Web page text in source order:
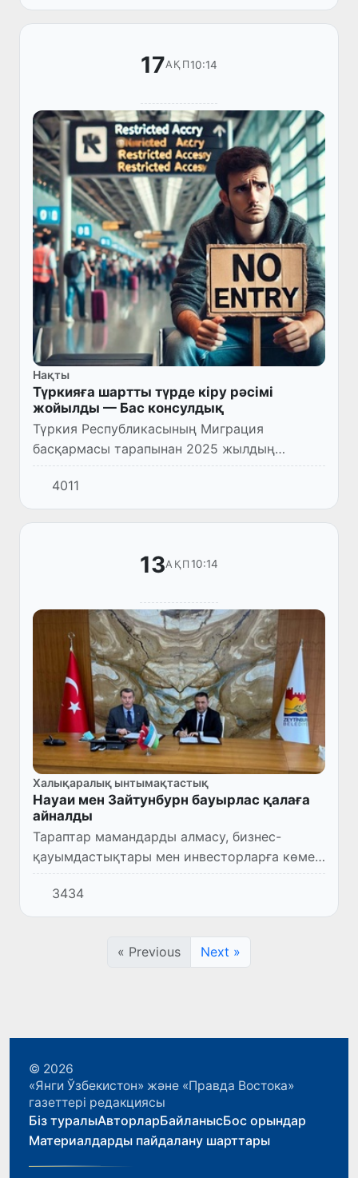
Республикасы Ұлы Ұлттық Мәжілісінің
Төраға...
17АҚП10:14
Нақты
Түркияға шартты түрде кіру рәсімі
жойылды — Бас консулдық
Түркия Республикасының Миграция
басқармасы тарапынан 2025 жылдың
февраль айынан бастап елге шартты түрде
кіру ((şartlı giriş) тәртібі жойылды.
4011
13АҚП 10:14
Халықаралық ынтымақтастық
Науаи мен Зайтунбурн бауырлас қалаға
айналды
Тараптар мамандарды алмасу, бизнес-
қауымдастықтары мен инвесторларға көмек
көрсету мәселелері бойынша келісті.
3434
« Previous Next »
© 2026
«Янги Ўзбекистон» және «Правда Востока»
газеттері редакциясы
Біз туралыАвторларБайланысБос орындар
Материалдарды пайдалану шарттары